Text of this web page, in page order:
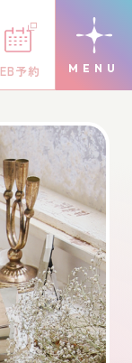
予約